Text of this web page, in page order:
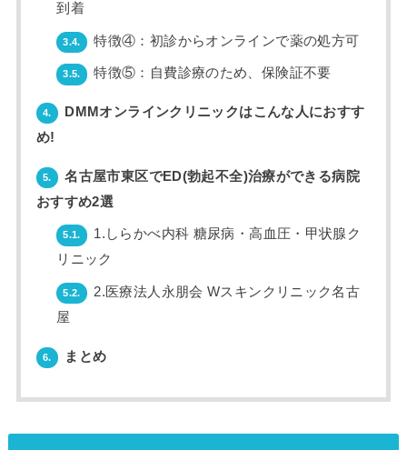
到着
3.4. 特徴④：初診からオンラインで薬の処方可
3.5. 特徴⑤：自費診療のため、保険証不要
4.
DMMオンラインクリニックはこんな人におすす
め!
5.
名古屋市東区でED(勃起不全)治療ができる病院
おすすめ2選
5.1.
1.しらかべ内科 糖尿病・高血圧・甲状腺ク
リニック
5.2.
2.医療法人永朋会 Wスキンクリニック名古
屋
6. まとめ